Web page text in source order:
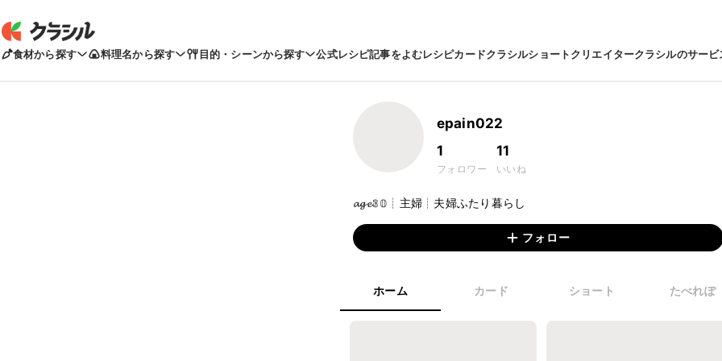
食材から探す 料理名から探す 目的・シーンから探す 公式レシピ記事をよむレシピカードクラシルショートクリエイタークラシルのサービ
epain022
1
フォロワー
11
いいね
𝓪𝓰𝓮𝟛𝟘┊主婦┊夫婦ふたり暮らし
フォロー
ホーム カード ショート たべれぽ